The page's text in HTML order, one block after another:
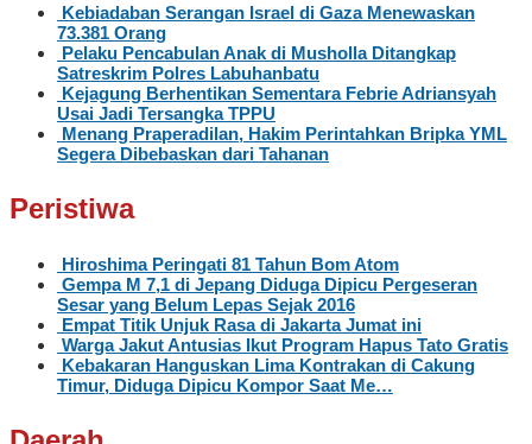
Kebiadaban Serangan Israel di Gaza Menewaskan
73.381 Orang
Pelaku Pencabulan Anak di Musholla Ditangkap
Satreskrim Polres Labuhanbatu
Kejagung Berhentikan Sementara Febrie Adriansyah
Usai Jadi Tersangka TPPU
Menang Praperadilan, Hakim Perintahkan Bripka YML
Segera Dibebaskan dari Tahanan
Peristiwa
Hiroshima Peringati 81 Tahun Bom Atom
Gempa M 7,1 di Jepang Diduga Dipicu Pergeseran
Sesar yang Belum Lepas Sejak 2016
Empat Titik Unjuk Rasa di Jakarta Jumat ini
Warga Jakut Antusias Ikut Program Hapus Tato Gratis
Kebakaran Hanguskan Lima Kontrakan di Cakung
Timur, Diduga Dipicu Kompor Saat Me…